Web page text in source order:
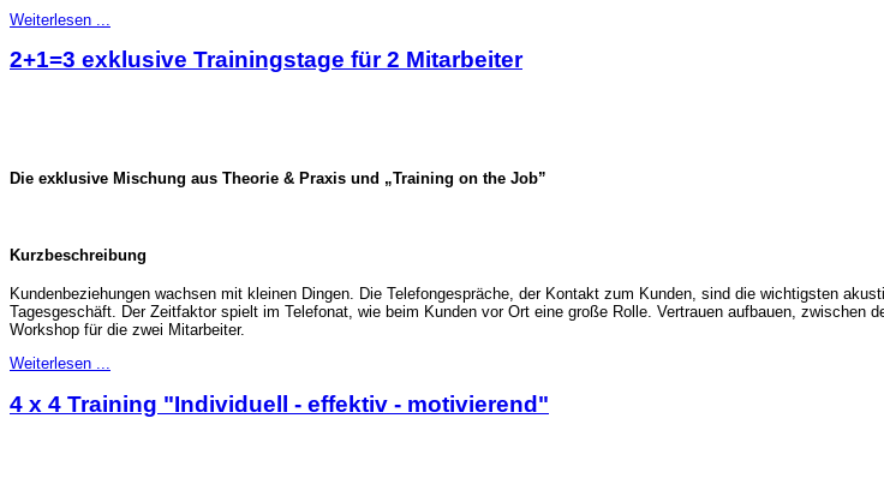
Weiterlesen ...
2+1=3 exklusive Trainingstage für 2 Mitarbeiter
Die exklusive Mischung aus Theorie & Praxis und „Training on the Job”
Kurzbeschreibung
Kundenbeziehungen wachsen mit kleinen Dingen. Die Telefongespräche, der Kontakt zum Kunden, sind die wichtigsten
Tagesgeschäft. Der Zeitfaktor spielt im Telefonat, wie beim Kunden vor Ort eine große Rolle. Vertrauen aufbauen,
Workshop für die zwei Mitarbeiter.
Weiterlesen ...
4 x 4 Training "Individuell - effektiv - motivierend"